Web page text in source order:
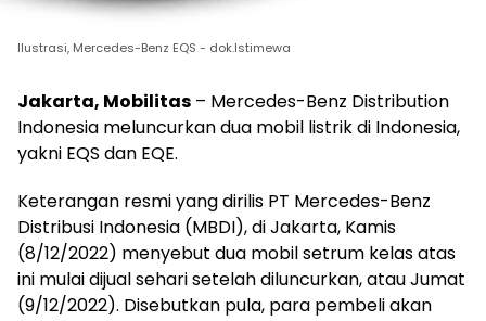
Ilustrasi, Mercedes-Benz EQS - dok.Istimewa
Jakarta, Mobilitas – Mercedes-Benz Distribution
Indonesia meluncurkan dua mobil listrik di Indonesia,
yakni EQS dan EQE.
Keterangan resmi yang dirilis PT Mercedes-Benz
Distribusi Indonesia (MBDI), di Jakarta, Kamis
(8/12/2022) menyebut dua mobil setrum kelas atas
ini mulai dijual sehari setelah diluncurkan, atau Jumat
(9/12/2022). Disebutkan pula, para pembeli akan